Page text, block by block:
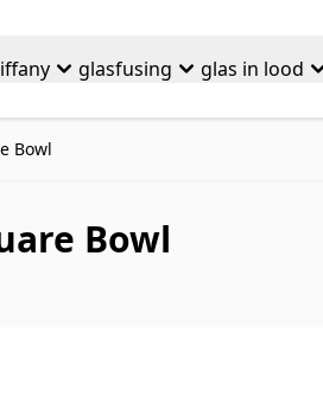
glasfusing glas in lood
Bowl
Bowl